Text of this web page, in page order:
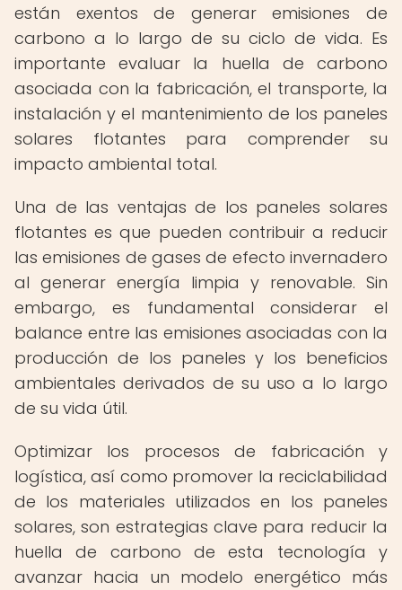
están exentos de generar emisiones de
carbono a lo largo de su ciclo de vida. Es
importante evaluar la huella de carbono
asociada con la fabricación, el transporte, la
instalación y el mantenimiento de los paneles
solares flotantes para comprender su
impacto ambiental total.
Una de las ventajas de los paneles solares
flotantes es que pueden contribuir a reducir
las emisiones de gases de efecto invernadero
al generar energía limpia y renovable. Sin
embargo, es fundamental considerar el
balance entre las emisiones asociadas con la
producción de los paneles y los beneficios
ambientales derivados de su uso a lo largo
de su vida útil.
Optimizar los procesos de fabricación y
logística, así como promover la reciclabilidad
de los materiales utilizados en los paneles
solares, son estrategias clave para reducir la
huella de carbono de esta tecnología y
avanzar hacia un modelo energético más